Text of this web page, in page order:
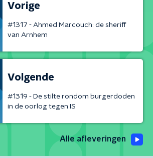
Vorige
#1317 - Ahmed Marcouch: de sheriff
van Arnhem
Volgende
#1319 - De stilte rondom burgerdoden
in de oorlog tegen IS
Alle afleveringen